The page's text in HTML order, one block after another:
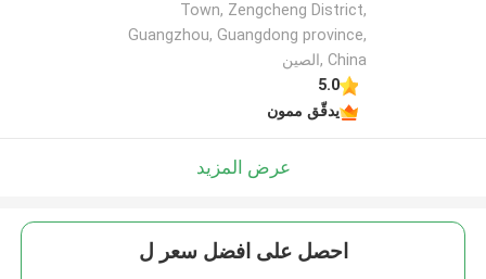
Town, Zengcheng District,
Guangzhou, Guangdong province,
China ,الصين
5.0
يدقّق ممون
عرض المزيد
احصل على افضل سعر ل